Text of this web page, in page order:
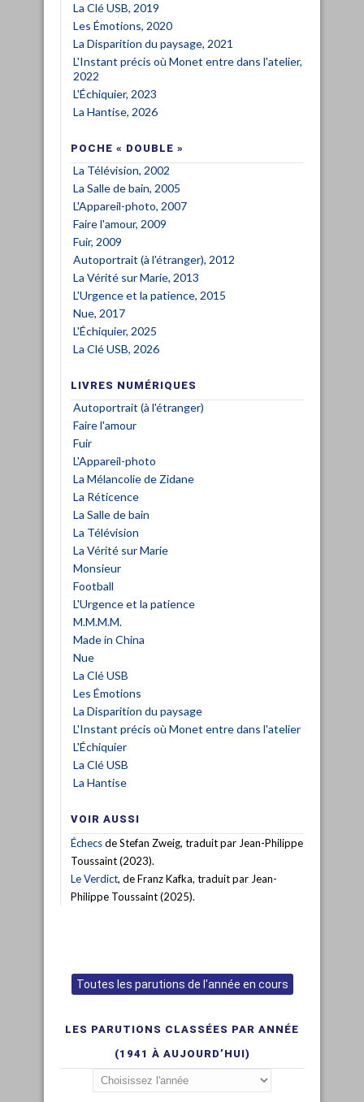
La Clé USB, 2019
Les Émotions, 2020
La Disparition du paysage, 2021
L'Instant précis où Monet entre dans l'atelier,
2022
L'Échiquier, 2023
La Hantise, 2026
POCHE « DOUBLE »
La Télévision, 2002
La Salle de bain, 2005
L'Appareil-photo, 2007
Faire l'amour, 2009
Fuir, 2009
Autoportrait (à l'étranger), 2012
La Vérité sur Marie, 2013
L'Urgence et la patience, 2015
Nue, 2017
L'Échiquier, 2025
La Clé USB, 2026
LIVRES NUMÉRIQUES
Autoportrait (à l'étranger)
Faire l'amour
Fuir
L'Appareil-photo
La Mélancolie de Zidane
La Réticence
La Salle de bain
La Télévision
La Vérité sur Marie
Monsieur
Football
L'Urgence et la patience
M.M.M.M.
Made in China
Nue
La Clé USB
Les Émotions
La Disparition du paysage
L'Instant précis où Monet entre dans l'atelier
L'Échiquier
La Clé USB
La Hantise
VOIR AUSSI
Échecsde Stefan Zweig, traduit par Jean-Philippe
Toussaint (2023).
Le Verdict, de Franz Kafka, traduit par Jean-
Philippe Toussaint (2025).
Toutes les parutions de l'année en cours
LES PARUTIONS CLASSÉES PAR ANNÉE
(1941 À AUJOURD’HUI)